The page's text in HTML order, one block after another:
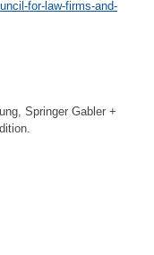
for-law-firms-and-
Springer Gabler +